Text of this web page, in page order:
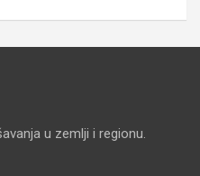
u zemlji i regionu.